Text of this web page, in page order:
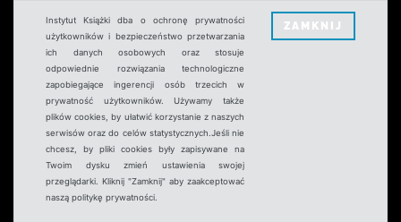
Instytut Książki dba o ochronę prywatności
użytkowników i bezpieczeństwo przetwarzania
ich danych osobowych oraz stosuje
odpowiednie rozwiązania technologiczne
zapobiegające ingerencji osób trzecich w
prywatność użytkowników. Używamy także
plików cookies, by ułatwić korzystanie z naszych
serwisów oraz do celów statystycznych.Jeśli nie
chcesz, by pliki cookies były zapisywane na
Twoim dysku zmień ustawienia swojej
przeglądarki. Kliknij "Zamknij" aby zaakceptować
naszą politykę prywatności.
ZAMKNIJ